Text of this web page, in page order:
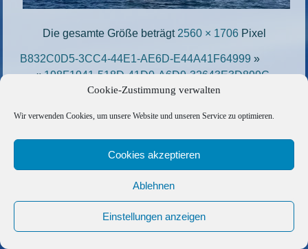
Cookie-Zustimmung verwalten
Wir verwenden Cookies, um unsere Website und unseren Service zu optimieren.
Cookies akzeptieren
Ablehnen
Einstellungen anzeigen
Die gesamte Größe beträgt 2560 × 1706Pixel
B832C0D5-3CC4-44E1-AE6D-E44A41F64999 »
«198F1941-518D-41D0-A6D9-32643E3D899C-
scaled-e1692962304188
Impressum|Datenschutz|
AGB|Befreundete Links